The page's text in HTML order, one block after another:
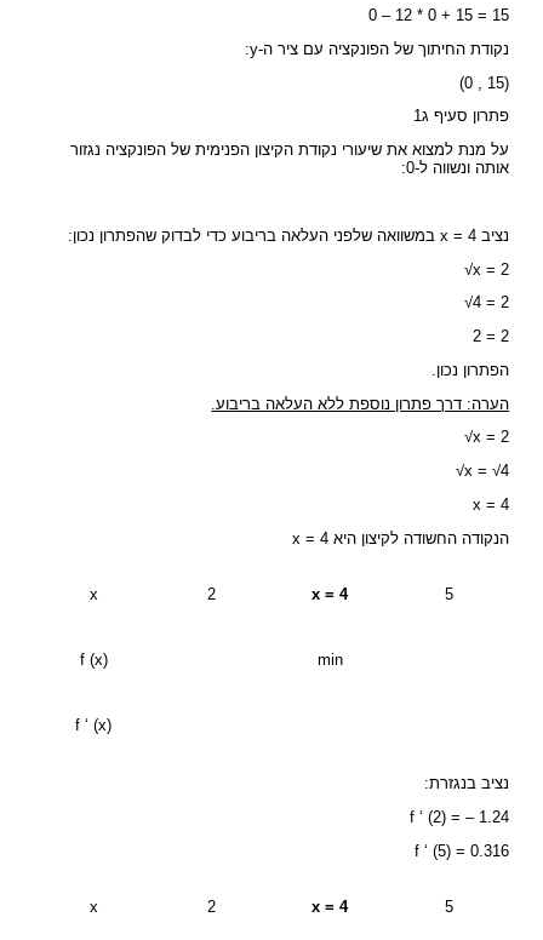
0 – 12 * 0 + 15 = 15
נקודת החיתוך של הפונקציה עם ציר ה-y:
(15 , 0)
פתרון סעיף ג1
על מנת למצוא את שיעורי נקודת הקיצון הפנימית של הפונקציה נגזור
אותה ונשווה ל-0:
נציב x = 4 במשוואה שלפני העלאה בריבוע כדי לבדוק שהפתרון נכון:
√x = 2
√4 = 2
2 = 2
הפתרון נכון.
הערה: דרך פתרון נוספת ללא העלאה בריבוע.
√x = 2
√x = √4
x = 4
הנקודה החשודה לקיצון היא x = 4
5
x = 4
2
x
min
f (x)
f ‘ (x)
נציב בנגזרת:
f ‘ (2) = – 1.24
f ‘ (5) = 0.316
5
x = 4
2
x